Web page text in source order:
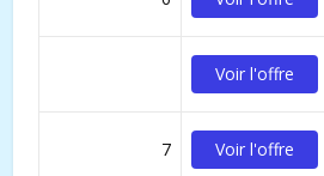
Voir l'offre
7 Voir l'offre